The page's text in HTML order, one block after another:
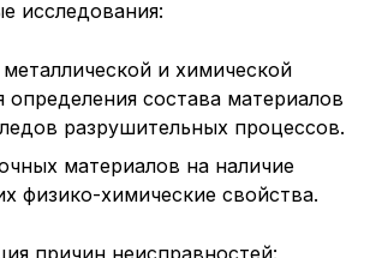
исследования:
и химической
определения состава материалов
разрушительных процессов.
материалов на наличие
физико-химические свойства.
причин неисправностей: